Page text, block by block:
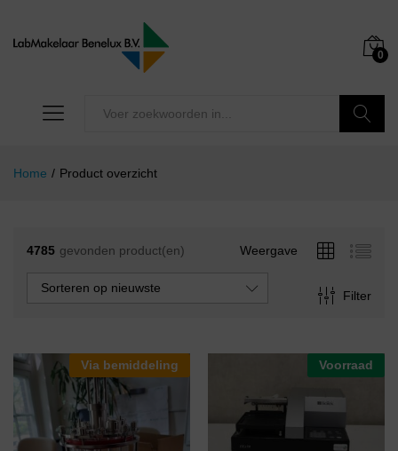
0
Home / Product overzicht
4785 gevonden product(en) Weergave
Filter
Sorteren op nieuwste
Via bemiddeling Voorraad